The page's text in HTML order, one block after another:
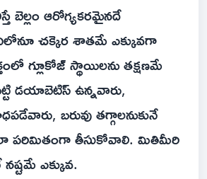
ఆరోగ్యకరమైనదే
చక్కెర శాతమే ఎక్కువగా
గ్లూకోజ్ స్థాయిలను తక్షణమే
డయాబెటిస్ ఉన్నవారు,
బరువు తగ్గాలనుకునే
పరిమితంగా తీసుకోవాలి. మితిమీరి
ఎక్కువ.